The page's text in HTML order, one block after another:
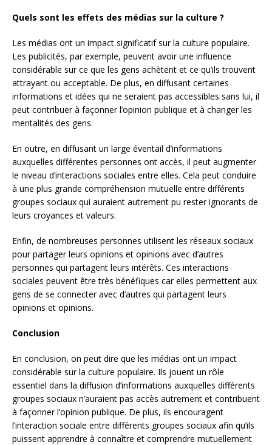
Quels sont les effets des médias sur la culture ?
Les médias ont un impact significatif sur la culture populaire.
Les publicités, par exemple, peuvent avoir une influence
considérable sur ce que les gens achètent et ce qu’ils trouvent
attrayant ou acceptable. De plus, en diffusant certaines
informations et idées qui ne seraient pas accessibles sans lui, il
peut contribuer à façonner l’opinion publique et à changer les
mentalités des gens.
En outre, en diffusant un large éventail d’informations
auxquelles différentes personnes ont accès, il peut augmenter
le niveau d’interactions sociales entre elles. Cela peut conduire
à une plus grande compréhension mutuelle entre différents
groupes sociaux qui auraient autrement pu rester ignorants de
leurs croyances et valeurs.
Enfin, de nombreuses personnes utilisent les réseaux sociaux
pour partager leurs opinions et opinions avec d’autres
personnes qui partagent leurs intérêts. Ces interactions
sociales peuvent être très bénéfiques car elles permettent aux
gens de se connecter avec d’autres qui partagent leurs
opinions et opinions.
Conclusion
En conclusion, on peut dire que les médias ont un impact
considérable sur la culture populaire. Ils jouent un rôle
essentiel dans la diffusion d’informations auxquelles différents
groupes sociaux n’auraient pas accès autrement et contribuent
à façonner l’opinion publique. De plus, ils encouragent
l’interaction sociale entre différents groupes sociaux afin qu’ils
puissent apprendre à connaître et comprendre mutuellement